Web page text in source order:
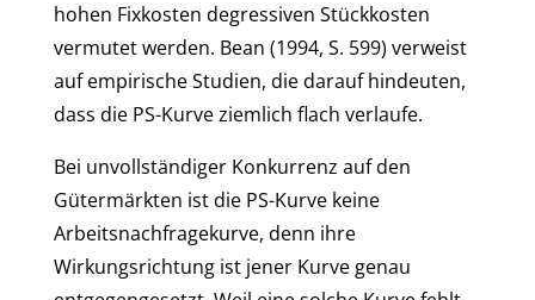
hohen Fixkosten degressiven Stückkosten
vermutet werden. Bean (1994, S. 599) verweist
auf empirische Studien, die darauf hindeuten,
dass die PS-Kurve ziemlich flach verlaufe.
Bei unvollständiger Konkurrenz auf den
Gütermärkten ist die PS-Kurve keine
Arbeitsnachfragekurve, denn ihre
Wirkungsrichtung ist jener Kurve genau